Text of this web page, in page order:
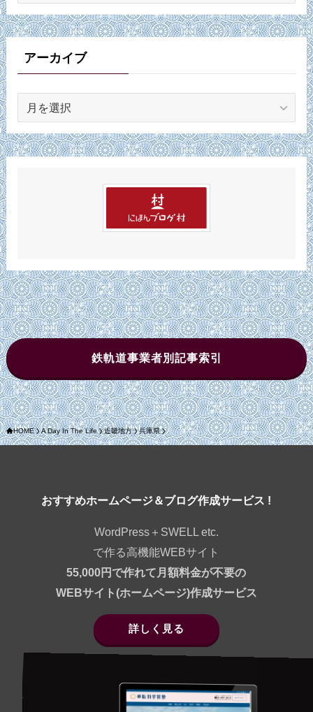
ゴ
リ
ーアーカイブ
カ
イ
鉄軌道事業者別記事索引
HOME A Day In The Life 近畿地方 兵庫県
おすすめホームページ＆ブログ作成サービス !
WordPress＋SWELL etc.
で作る高機能WEBサイト
55,000円で作れて月額料金が不要の
WEBサイト(ホームページ)作成サービス
詳しく見る